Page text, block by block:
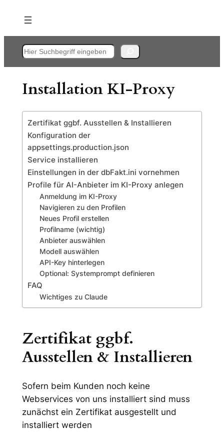
Inhalt
springen
Suchen
Installation KI-Proxy
Zertifikat ggbf. Ausstellen & Installieren
Konfiguration der
appsettings.production.json
Service installieren
Einstellungen in der dbFakt.ini vornehmen
Profile für AI-Anbieter im KI-Proxy anlegen
Anmeldung im KI-Proxy
Navigieren zu den Profilen
Neues Profil erstellen
Profilname (wichtig)
Anbieter auswählen
Modell auswählen
API-Key hinterlegen
Optional: Systemprompt definieren
FAQ
Wichtiges zu Claude
Zertifikat ggbf.
Ausstellen & Installieren
Sofern beim Kunden noch keine
Webservices von uns installiert sind muss
zunächst ein Zertifikat ausgestellt und
installiert werden